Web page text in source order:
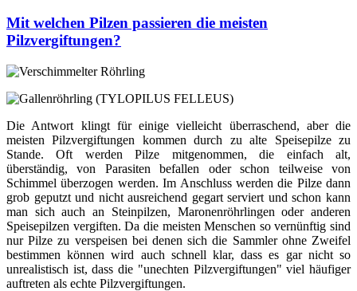
Mit welchen Pilzen passieren die meisten
Pilzvergiftungen?
Die Antwort klingt für einige vielleicht überraschend, aber die
meisten Pilzvergiftungen kommen durch zu alte Speisepilze zu
Stande. Oft werden Pilze mitgenommen, die einfach alt,
überständig, von Parasiten befallen oder schon teilweise von
Schimmel überzogen werden. Im Anschluss werden die Pilze dann
grob geputzt und nicht ausreichend gegart serviert und schon kann
man sich auch an Steinpilzen, Maronenröhrlingen oder anderen
Speisepilzen vergiften. Da die meisten Menschen so vernünftig sind
nur Pilze zu verspeisen bei denen sich die Sammler ohne Zweifel
bestimmen können wird auch schnell klar, dass es gar nicht so
unrealistisch ist, dass die "unechten Pilzvergiftungen" viel häufiger
auftreten als echte Pilzvergiftungen.